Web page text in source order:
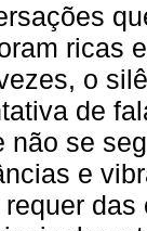
ricas
o
de
não se
e